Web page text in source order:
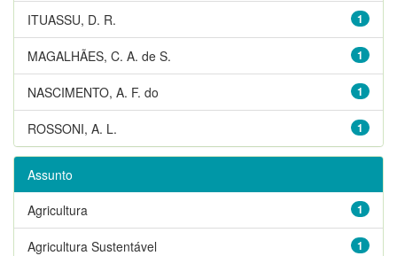
1
ITUASSU, D. R.
1
MAGALHÃES, C. A. de S.
1
NASCIMENTO, A. F. do
1
ROSSONI, A. L.
Assunto
1
Agricultura
1
Agricultura Sustentável